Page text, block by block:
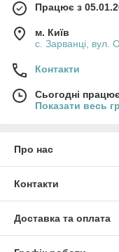
Працює з
м. Київ
с. Зарванці, вул.
Контакти
Сьогодні
Показати весь
Про нас
Контакти
Доставка та оплата